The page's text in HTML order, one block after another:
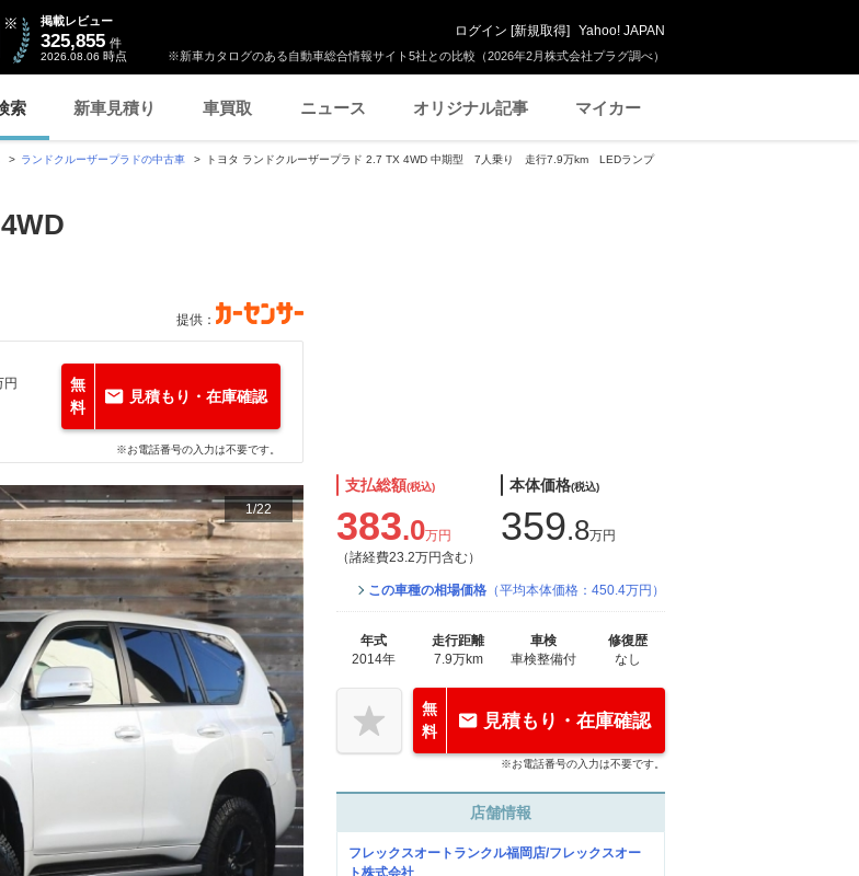
※新車カタログのある自動車総合情報サイト5社との比較（2026年2月株式会社プラグ調べ）
掲載レビュー
325,855 件
2026.08.06 時点
ログイン [新規取得] Yahoo! JAPAN
索 新車見積り 車買取 ニュース オリジナル記事 マイカー
ランドクルーザープラドの中古車 トヨタ ランドクルーザープラド 2.7 TX 4WD 中期型 7人乗り 走行7.9万km LEDランプ
提供：
円
無
料
見積もり・在庫確認
※お電話番号の入力は不要です。
1/22
支払総額(税込)
383.0万円
（諸経費23.2万円含む）
本体価格(税込)
359.8万円
この車種の相場価格 （平均本体価格：450.4万円）
年式
2014年
走行距離
7.9万km
車検
車検整備付
修復歴
なし
無
料
見積もり・在庫確認
※お電話番号の入力は不要です。
店舗情報
フレックスオートランクル福岡店/フレックスオー
ト株式会社